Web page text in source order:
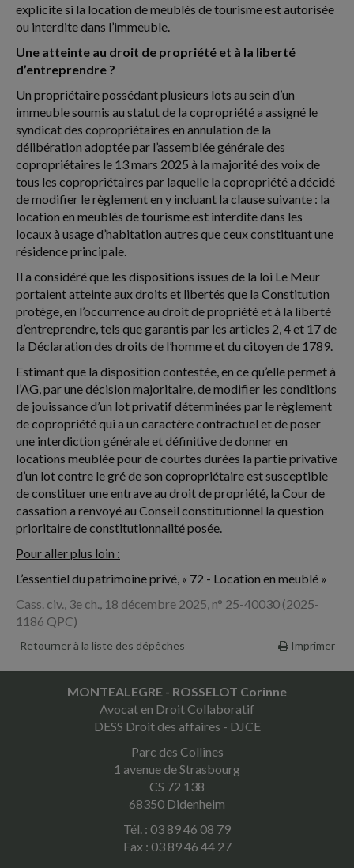
explicite si la location de meublés de tourisme est autorisée
ou interdite dans l’immeuble.
Une atteinte au droit de propriété et à la liberté
d’entreprendre ?
Un propriétaire possédant plusieurs lots au sein d’un
immeuble soumis au statut de la copropriété a assigné le
syndicat des copropriétaires en annulation de la
délibération adoptée par l’assemblée générale des
copropriétaires le 13 mars 2025 à la majorité des voix de
tous les copropriétaires par laquelle la copropriété a décidé
de modifier le règlement en y incluant la clause suivante : la
location en meublés de tourisme est interdite dans les
locaux à usage d’habitation autres que ceux constituant une
résidence principale.
Il a considéré que les dispositions issues de la loi Le Meur
portaient atteinte aux droits et libertés que la Constitution
protège, en l’occurrence au droit de propriété et à la liberté
d’entreprendre, tels que garantis par les articles 2, 4 et 17 de
la Déclaration des droits de l’homme et du citoyen de 1789.
Estimant que la disposition contestée, en ce qu’elle permet à
l’AG, par une décision majoritaire, de modifier les conditions
de jouissance d’un lot privatif déterminées par le règlement
de copropriété qui a un caractère contractuel et de poser
une interdiction générale et définitive de donner en
locations meublée pour de courtes durées la partie privative
d’un lot contre le gré de son copropriétaire est susceptible
de constituer une entrave au droit de propriété, la Cour de
cassation a renvoyé au Conseil constitutionnel la question
prioritaire de constitutionnalité posée.
Pour aller plus loin :
L’essentiel du patrimoine privé, « 72 - Location en meublé »
Cass. civ., 3e ch., 18 décembre 2025, n° 25-40030 (2025-
1186 QPC)
Retourner à la liste des dépêches Imprimer
MONTEALEGRE - ROSSELOT Corinne
Avocat en Droit Collaboratif
DESS Droit des affaires - DJCE
Parc des Collines
1 avenue de Strasbourg
CS 72 138
68350 Didenheim
Tél. : 03 89 46 08 79
Fax : 03 89 46 44 27